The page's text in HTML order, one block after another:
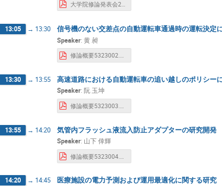
13:05 → 13:30 信号機のない交差点の自動運転車通過時の運転決定
Speaker: 黄 昶
修論概要5323002.pdf
13:30 → 13:55 高速道路における自動運転車の追い越しのポリシー
Speaker: 阮 玉坤
13:55 → 14:20 気管内フラッシュ液流入防止アダプターの研究開発
Speaker: 山下 倖輝
14:20 → 14:45 医療施設の電力予測および運用最適化に関する研究